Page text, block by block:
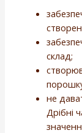
склад;
не
Дрібні